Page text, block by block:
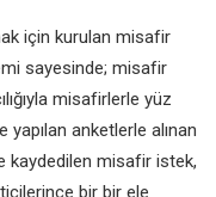
için kurulan misafir
sayesinde; misafir
misafirlerle yüz
anketlerle alınan
kaydedilen misafir istek,
bir bir ele